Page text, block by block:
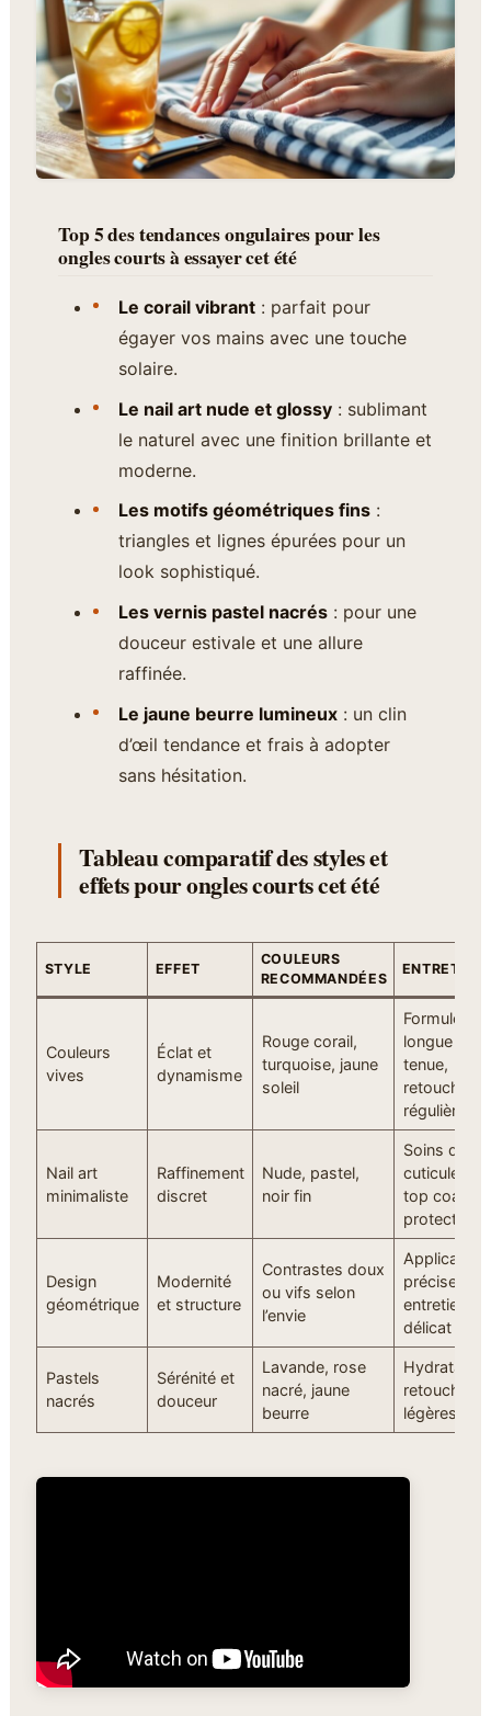
Top 5 des tendances ongulaires pour les
ongles courts à essayer cet été
Le corail vibrant: parfait pour
égayer vos mains avec une touche
solaire.
Le nail art nude et glossy: sublimant
le naturel avec une finition brillante et
moderne.
Les motifs géométriques fins:
triangles et lignes épurées pour un
look sophistiqué.
Les vernis pastel nacrés: pour une
douceur estivale et une allure
raffinée.
Le jaune beurre lumineux: un clin
d’œil tendance et frais à adopter
sans hésitation.
Tableau comparatif des styles et
effets pour ongles courts cet été
STYLE EFFET
COULEURS
RECOMMANDÉES
ENTRETIEN
Couleurs
vives
Éclat et
dynamisme
Rouge corail,
turquoise, jaune
soleil
Formule
longue
tenue,
retouches
régulières
Nail art
minimaliste
Raffinement
discret
Nude, pastel,
noir fin
Soins des
cuticules,
top coat de
protection
Design
géométrique
Modernité
et structure
Contrastes doux
ou vifs selon
l’envie
Application
précise,
entretien
délicat
Pastels
nacrés
Sérénité et
douceur
Lavande, rose
nacré, jaune
beurre
retouches
légères